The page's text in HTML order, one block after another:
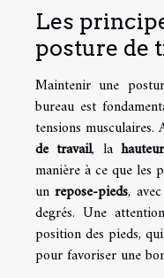
Les
posture de
Maintenir une
bureau est
tensions
de travail, la
manière à ce que les
unrepose-pieds,
degrés. Une
position des pieds,
pour favoriser une